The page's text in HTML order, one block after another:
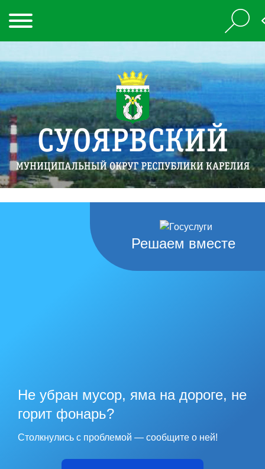
Решаем вместе
Не убран мусор, яма на дороге, не
горит фонарь?
Столкнулись с проблемой — сообщите о ней!